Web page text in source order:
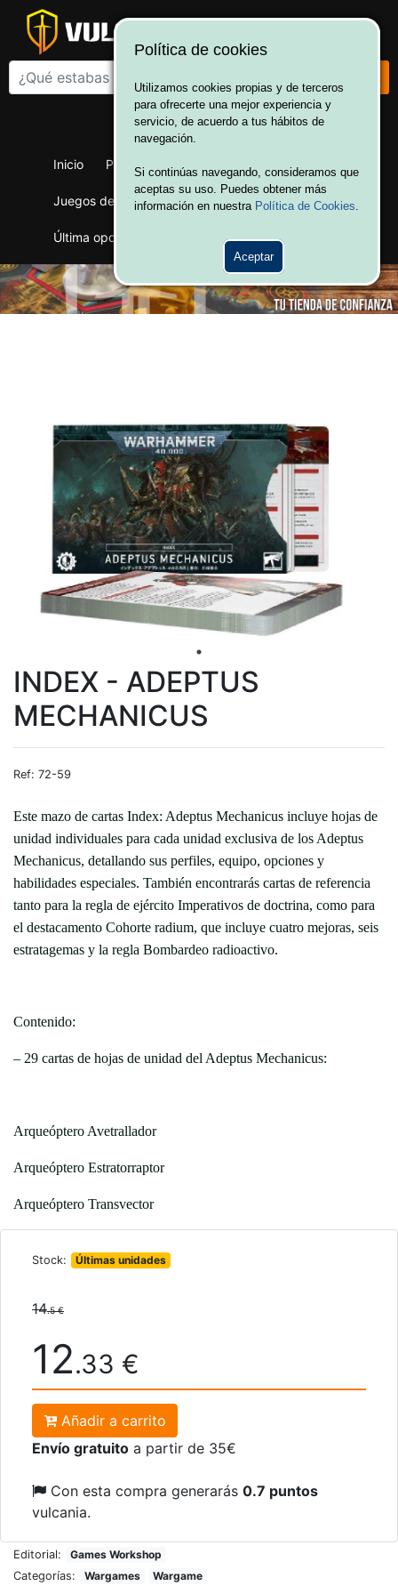
¡Bienvenido a Vulcania!
Inicio Productos Juegos de mesa
Juegos de cartas Merchandising Ofertas
Última oportunidad Wargames
INDEX - ADEPTUS
MECHANICUS
Ref: 72-59
Este mazo de cartas Index: Adeptus Mechanicus incluye hojas de
unidad individuales para cada unidad exclusiva de los Adeptus
Mechanicus, detallando sus perfiles, equipo, opciones y
habilidades especiales. También encontrarás cartas de referencia
tanto para la regla de ejército Imperativos de doctrina, como para
el destacamento Cohorte radium, que incluye cuatro mejoras, seis
estratagemas y la regla Bombardeo radioactivo.
Contenido:
– 29 cartas de hojas de unidad del Adeptus Mechanicus:
Arqueóptero Avetrallador
Arqueóptero Estratorraptor
Arqueóptero Transvector
Stock: Últimas unidades
14.5 €
12.33 €
Añadir a carrito
Envío gratuito a partir de 35€
Con esta compra generarás 0.7 puntos
vulcania.
Editorial:
Games Workshop
Categorías:
Wargames Wargame
Política de cookies
Utilizamos cookies propias y de terceros
para ofrecerte una mejor experiencia y
servicio, de acuerdo a tus hábitos de
navegación.
Si continúas navegando, consideramos que
aceptas su uso. Puedes obtener más
información en nuestra Política de Cookies.
Aceptar